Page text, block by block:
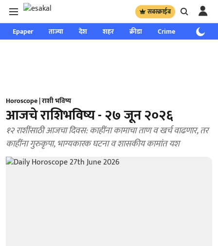
सबस्क्राईब
Epaper ताज्या देश शहर क्रीडा Crime साप्ताहिक
Horoscope | राशी भविष्य
आजचे राशिभविष्य - २७ जून २०२६
१२ राशींसाठी आजचा दिवस: काहींना कामाचा ताण व खर्च वाढणार, तर
काहींना गुरुकृपा, भाग्यकारक घटना व शासकीय कामांत यश